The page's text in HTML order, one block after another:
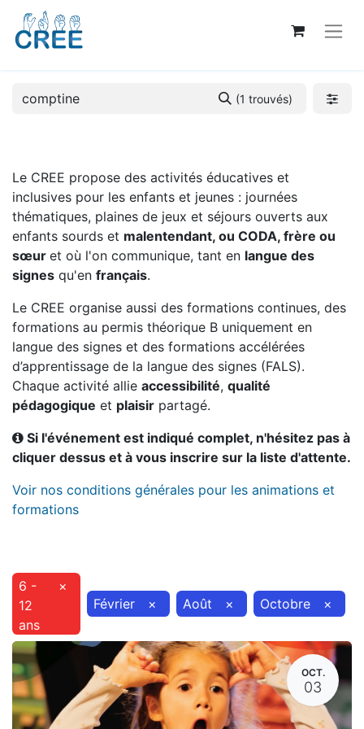
(1 trouvés)
Le CREE propose des activités éducatives et
inclusives pour les enfants et jeunes : journées
thématiques, plaines de jeux et séjours ouverts aux
enfants sourds et malentendant, ou CODA, frère ou
sœur et où l'on communique, tant en langue des
signes qu'en français.
Le CREE organise aussi des formations continues, des
formations au permis théorique B uniquement en
langue des signes et des formations accélérées
d’apprentissage de la langue des signes (FALS).
Chaque activité allie accessibilité, qualité
pédagogique et plaisir partagé.
Si l'événement est indiqué complet, n'hésitez pas à
cliquer dessus et à vous inscrire sur la liste d'attente.
Voir nos conditions générales pour les animations et
formations
6 -
12
ans
×
Février
× Août × Octobre ×
OCT.
03